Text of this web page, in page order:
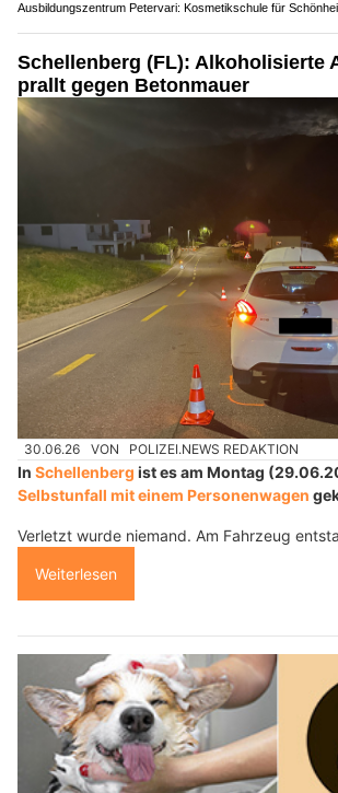
Ausbildungszentrum Petervari: Kosmetikschule für
Schellenberg (FL): Alkoholisierte
prallt gegen Betonmauer
30.06.26 VON POLIZEI.NEWS REDAKTION
In Schellenberg ist es am Montag
Selbstunfall mit einem Personenwagen
Verletzt wurde niemand. Am Fahrzeug
Weiterlesen